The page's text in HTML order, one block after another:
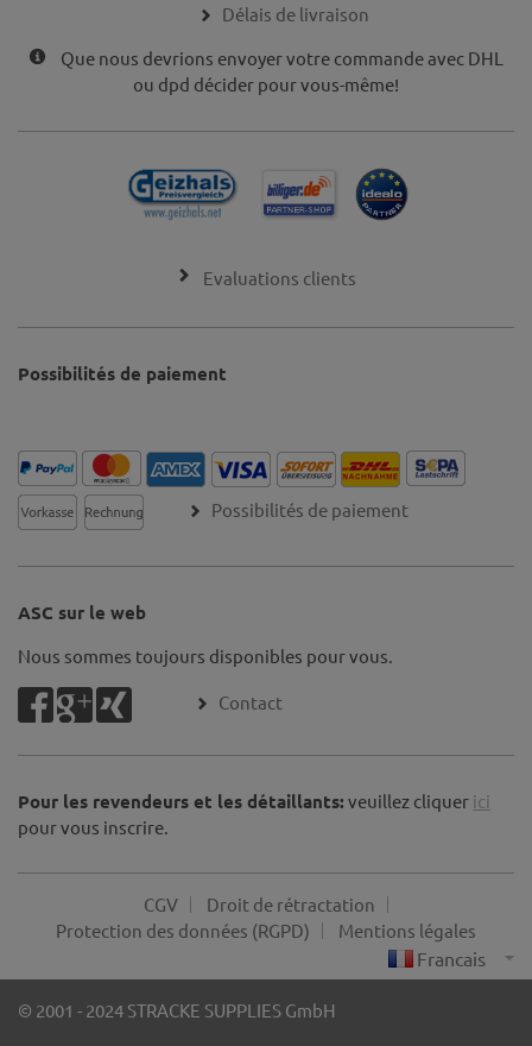
Délais de livraison
Que nous devrions envoyer votre commande avec DHL
ou dpd décider pour vous-même!
Evaluations clients
Possibilités de paiement
Possibilités de paiement
ASC sur le web
Nous sommes toujours disponibles pour vous.
Contact
Pour les revendeurs et les détaillants: veuillez cliquer ici
pour vous inscrire.
CGV
Droit de rétractation
Protection des données (RGPD)
Mentions légales
© 2001 - 2024 STRACKE SUPPLIES GmbH